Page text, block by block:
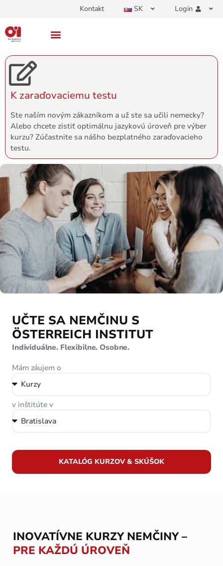
Kontakt SK Login
K zaraďovaciemu testu
Ste naším novým zákazníkom a už ste sa učili nemecky?
Alebo chcete zistiť optimálnu jazykovú úroveň pre výber
kurzu? Zúčastnite sa nášho bezplatného zaraďovacieho
testu.
UČTE SA NEMČINU S
ÖSTERREICH INSTITUT
Individuálne. Flexibilne. Osobne.
Mám záujem o
v inštitúte v
KATALÓG KURZOV & SKÚŠOK
INOVATÍVNE KURZY NEMČINY –
PRE KAŽDÚ ÚROVEŇ